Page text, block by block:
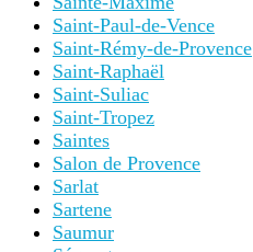
Saint-Paul-de-Vence
Saint-Rémy-de-Provence
Saint-Raphaël
Saint-Suliac
Saint-Tropez
Saintes
Salon de Provence
Sarlat
Sartene
Saumur